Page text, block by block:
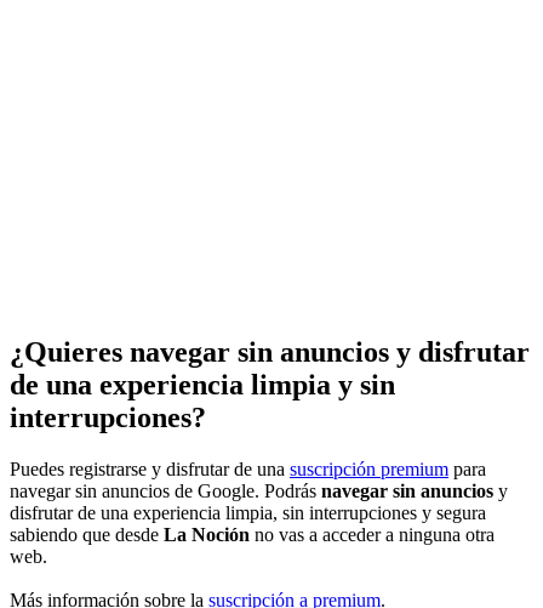
¿Quieres navegar sin anuncios y disfrutar
de una experiencia limpia y sin
interrupciones?
Puedes registrarse y disfrutar de una suscripción premium para
navegar sin anuncios de Google. Podrás navegar sin anuncios y
disfrutar de una experiencia limpia, sin interrupciones y segura
sabiendo que desde La Noción no vas a acceder a ninguna otra
web.
Más información sobre la suscripción a premium.